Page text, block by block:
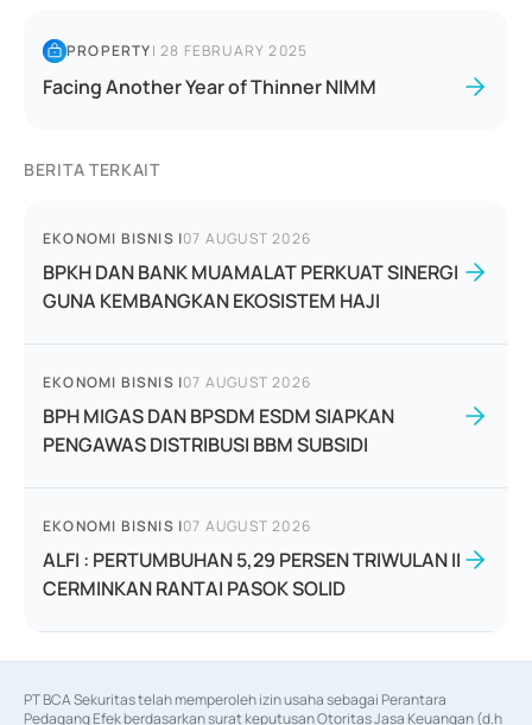
PROPERTY|28 FEBRUARY 2025
Facing Another Year of Thinner NIMM
BERITA TERKAIT
EKONOMI BISNIS |07 AUGUST 2026
BPKH DAN BANK MUAMALAT PERKUAT SINERGI
GUNA KEMBANGKAN EKOSISTEM HAJI
EKONOMI BISNIS |07 AUGUST 2026
BPH MIGAS DAN BPSDM ESDM SIAPKAN
PENGAWAS DISTRIBUSI BBM SUBSIDI
EKONOMI BISNIS |07 AUGUST 2026
ALFI : PERTUMBUHAN 5,29 PERSEN TRIWULAN II
CERMINKAN RANTAI PASOK SOLID
PT BCA Sekuritas telah memperoleh izin usaha sebagai Perantara
Pedagang Efek berdasarkan surat keputusan Otoritas Jasa Keuangan (d.h